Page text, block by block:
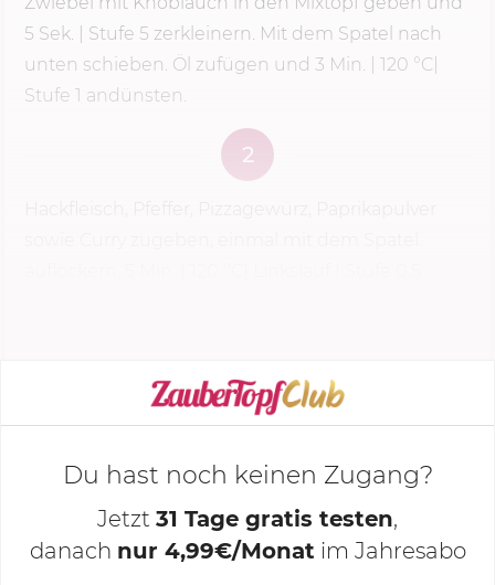
5 Sek.
Stufe 5 zerkleinern. Mit dem Spatel nach
unten schieben. Öl zufügen und 3 Min. 120 °C
Stufe 1 andünsten.
2
KOCHMODUS STARTEN
Deine Notizen
Du hast noch keinen Zugang?
Jetzt 31 Tage gratis testen,
danach nur 4,99€/Monat im Jahresabo